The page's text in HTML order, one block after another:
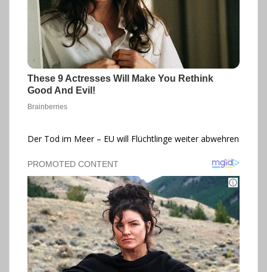
Der Tod im Meer – EU will Flüchtlinge weiter abwehren